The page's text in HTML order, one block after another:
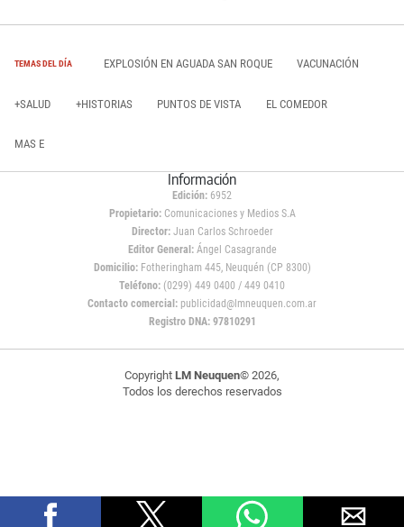
TEMAS DEL DÍA EXPLOSIÓN EN AGUADA SAN ROQUE VACUNACIÓN
+SALUD +HISTORIAS PUNTOS DE VISTA EL COMEDOR
MAS E
Información
Edición: 6952
Propietario:Comunicaciones y Medios S.A
Director: Juan Carlos Schroeder
Editor General:Ángel Casagrande
Domicilio:Fotheringham 445, Neuquén (CP 8300)
Teléfono: (0299) 449 0400 / 449 0410
Contacto comercial: publicidad@lmneuquen.com.ar
Registro DNA: 97810291
Copyright LM Neuquen© 2026,
Todos los derechos reservados